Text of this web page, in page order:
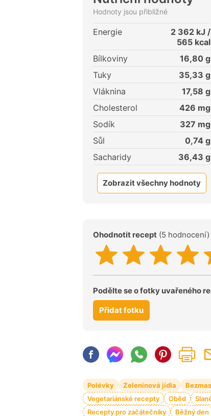
Hodnoty jsou přibližné
Energie 2 362 kJ /
565 kcal
Bílkoviny
16,80 g
Tuky
35,33 g
Vláknina
17,58 g
Cholesterol
426 mg
Sodík
327 mg
Sůl
0,74 g
Sacharidy
36,43 g
Zobrazit všechny hodnoty
Ohodnotit recept (5 hodnocení)
Podělte se o fotky uvařeného
Přidat fotku
Polévky Zeleninová jídla
Vegetariánské recepty
Oběd
Recepty pro začátečníky
Běžný den